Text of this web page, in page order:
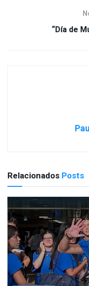
“Día de
Relacionados Posts